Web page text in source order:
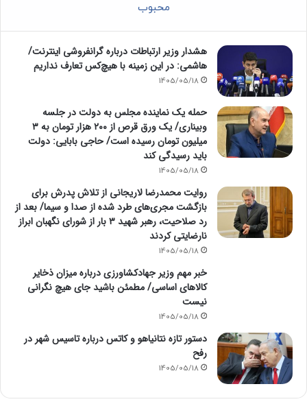
محبوب
هشدار وزیر ارتباطات درباره گرانفروشی اینترنت/
هاشمی: در این زمینه با هیچ‌کس تعارف نداریم
1405/05/18
حمله یک نماینده مجلس به دولت در جلسه
وبیناری/ یک ورق قرص از ۲۰۰ هزار تومان به ۳
میلیون تومان رسیده است/ حاجی بابایی: دولت
باید رسیدگی کند
1405/05/18
روایت محمدرضا لاریجانی از تلاش پدرش برای
بازگشت مجری‌های طرد شده از صدا و سیما/ بعد از
رد صلاحیت، رهبر شهید ۳ بار از شورای نگهبان ابراز
نارضایتی کردند
1405/05/18
خبر مهم وزیر جهادکشاورزی درباره میزان ذخایر
کالاهای اساسی/ مطمئن باشید جای هیچ نگرانی
نیست
1405/05/18
دستور تازه نتانیاهو و کاتس درباره تاسیس شهر در
رفح
1405/05/18